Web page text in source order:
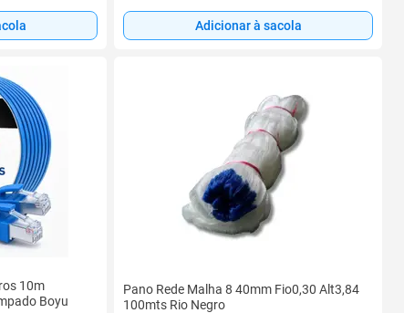
Adicionar à sacola
10m
Boyu
Pano Rede Malha 8 40mm Fio0,30 Alt3,84
100mts Rio Negro